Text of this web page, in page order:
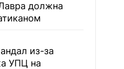
должна
из-за
УПЦ на